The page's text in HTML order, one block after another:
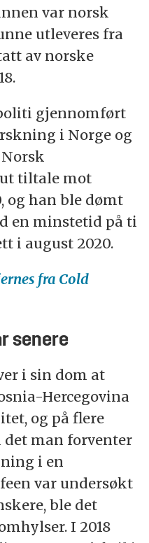
var norsk
utleveres fra
av norske
gjennomført
i Norge og
tiltale mot
og han ble dømt
en minstetid på ti
i august 2020.
fra Cold
senere
i sin dom at
Hercegovina
og på flere
man forventer
i en
var undersøkt
ble det
I 2018